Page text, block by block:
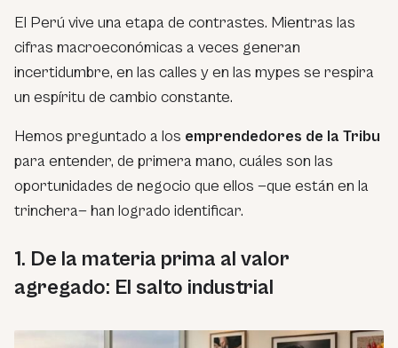
El Perú vive una etapa de contrastes. Mientras las
cifras macroeconómicas a veces generan
incertidumbre, en las calles y en las mypes se respira
un espíritu de cambio constante.
Hemos preguntado a los emprendedores de la Tribu
para entender, de primera mano, cuáles son las
oportunidades de negocio que ellos —que están en la
trinchera— han logrado identificar.
1. De la materia prima al valor
agregado: El salto industrial